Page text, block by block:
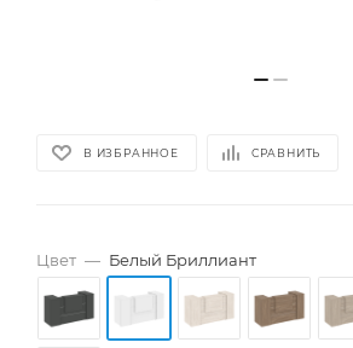
В ИЗБРАННОЕ СРАВНИТЬ
Цвет — Белый Бриллиант